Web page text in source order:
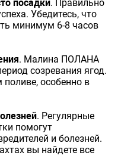
посадки. Правильно
Убедитесь, что
минимум 6-8 часов
. Малина ПОЛАНА
созревания ягод.
поливе, особенно в
. Регулярные
помогут
и болезней.
вы найдете все